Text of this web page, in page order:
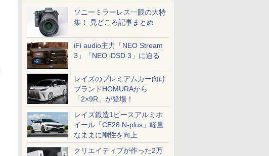
ソニーミラーレス一眼の大特
集！ 見どころ記事まとめ
iFi audio主力「NEO Stream
3」「NEO iDSD 3」に迫る
レイズのプレミアムカー向け
ブランドHOMURAから
「2×9R」が登場！
レイズ鍛造1ピースアルミホ
イール「CE28 N-plus」軽量
なままに剛性を向上
クリエイティブが作った2万